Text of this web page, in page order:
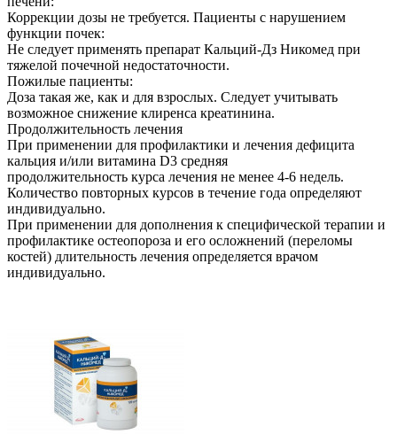
Коррекции дозы не требуется. Пациенты с нарушением
функции почек:
Не следует применять препарат Кальций-Дз Никомед при
тяжелой почечной недостаточности.
Пожилые пациенты:
Доза такая же, как и для взрослых. Следует учитывать
возможное снижение клиренса креатинина.
Продолжительность лечения
При применении для профилактики и лечения дефицита
кальция и/или витамина D3 средняя
продолжительность курса лечения не менее 4-6 недель.
Количество повторных курсов в течение года определяют
индивидуально.
При применении для дополнения к специфической терапии и
профилактике остеопороза и его осложнений (переломы
костей) длительность лечения определяется врачом
индивидуально.